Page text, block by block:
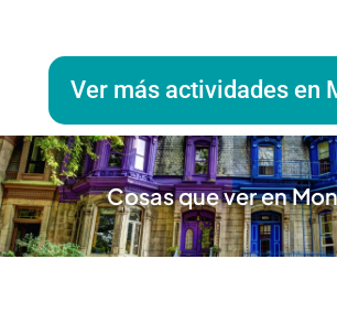
Ver más actividades en
Cosas que ver en